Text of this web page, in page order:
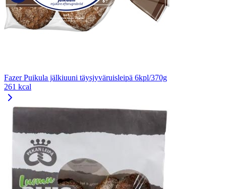
Fazer Puikula jälkiuuni täysjyväruisleipä 6kpl/370g
261 kcal